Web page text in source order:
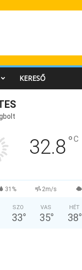
KERESŐ
32.8 °C
31% 2m/s
SZO
33°
VAS
35°
HÉT
38°